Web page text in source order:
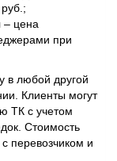
– цена
при
в любой другой
Клиенты могут
ТК с учетом
Стоимость
с перевозчиком и